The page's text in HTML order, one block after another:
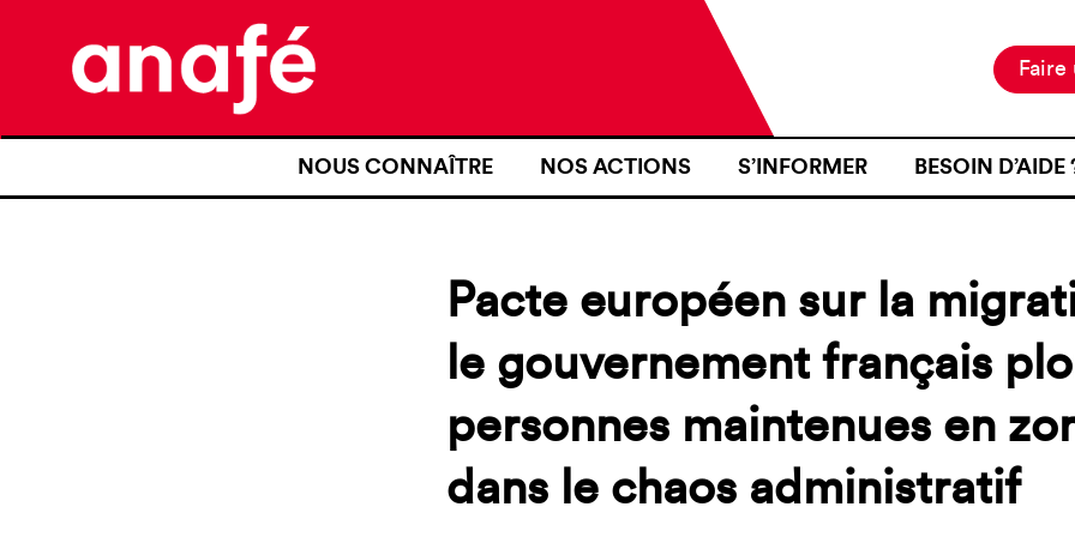
NOUS CONNAÎTRE
NOS REVENDICATIONS
NOS PARTENAIRES
NOS ACTIONS
NOS MOYENS D’ACTION
S’INFORMER
RESSOURCES
CARTOGRAPHIE
BESOIN D’AIDE
J’AI FAIT
D’IDENTITÉ À
INTÉRIEURE
J’AI ÉTÉ
FRONTIÈRE
JE VOUDRAIS
Faire
Pacte européen sur la
le gouvernement français
personnes maintenues en
dans le chaos administratif